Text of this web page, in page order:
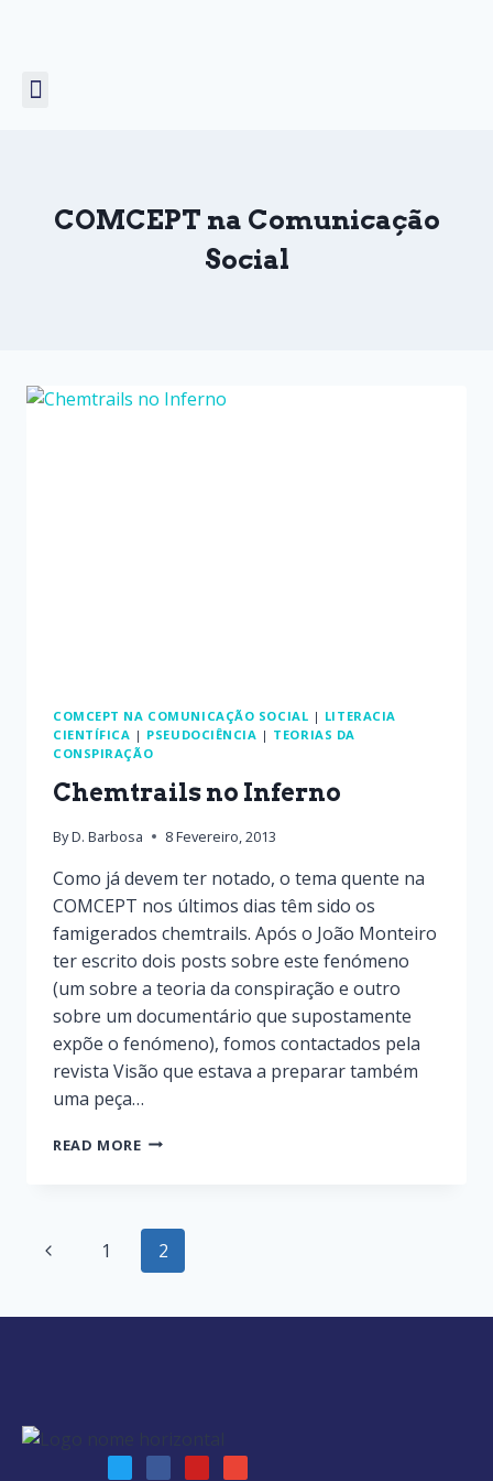
COMCEPT na Comunicação
Social
COMCEPT NA COMUNICAÇÃO SOCIAL | LITERACIA
CIENTÍFICA | PSEUDOCIÊNCIA | TEORIAS DA
CONSPIRAÇÃO
Chemtrails no Inferno
ByD. Barbosa 8 Fevereiro, 2013
Como já devem ter notado, o tema quente na
COMCEPT nos últimos dias têm sido os
famigerados chemtrails. Após o João Monteiro
ter escrito dois posts sobre este fenómeno
(um sobre a teoria da conspiração e outro
sobre um documentário que supostamente
expõe o fenómeno), fomos contactados pela
revista Visão que estava a preparar também
uma peça…
READ MORE
1 2